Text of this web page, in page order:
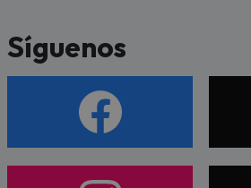
Síguenos